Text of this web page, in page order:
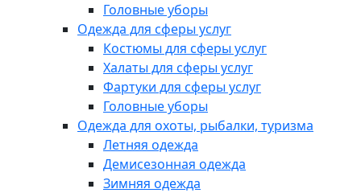
Головные уборы
Одежда для сферы услуг
Костюмы для сферы услуг
Халаты для сферы услуг
Фартуки для сферы услуг
Головные уборы
Одежда для охоты, рыбалки, туризма
Летняя одежда
Демисезонная одежда
Зимняя одежда